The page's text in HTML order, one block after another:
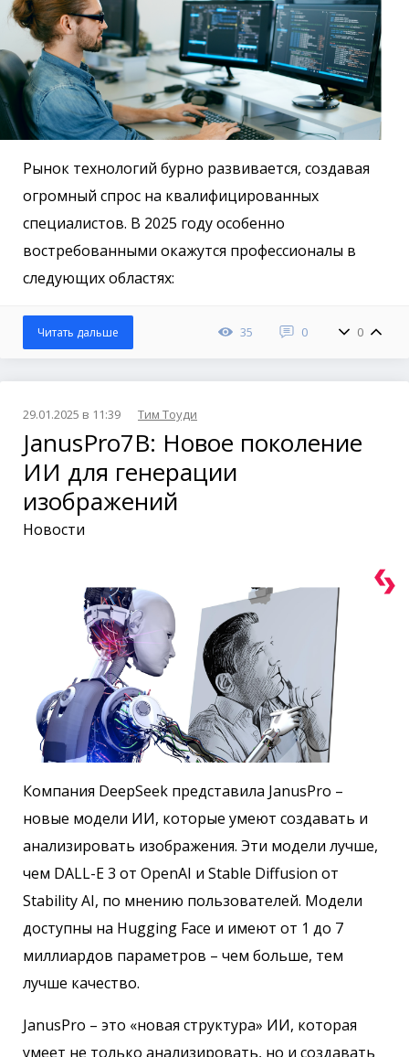
Рынок технологий бурно развивается, создавая
огромный спрос на квалифицированных
специалистов. В 2025 году особенно
востребованными окажутся профессионалы в
следующих областях:
35 0 0
Читать дальше
29.01.2025 в 11:39 Тим Тоуди
JanusPro7B: Новое поколение
ИИ для генерации
изображений
Новости
Компания DeepSeek представила JanusPro –
новые модели ИИ, которые умеют создавать и
анализировать изображения. Эти модели лучше,
чем DALL-E 3 от OpenAI и Stable Diffusion от
Stability AI, по мнению пользователей. Модели
доступны на Hugging Face и имеют от 1 до 7
миллиардов параметров – чем больше, тем
лучше качество.
JanusPro – это «новая структура» ИИ, которая
умеет не только анализировать, но и создавать